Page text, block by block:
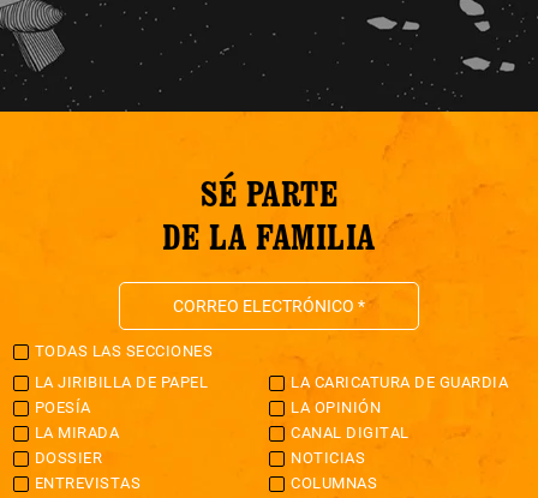
SÉ PARTE
DE LA FAMILIA
TODAS LAS SECCIONES
LA JIRIBILLA DE PAPEL
LA CARICATURA DE GUARDIA
POESÍA
LA OPINIÓN
LA MIRADA
CANAL DIGITAL
DOSSIER
NOTICIAS
ENTREVISTAS
COLUMNAS